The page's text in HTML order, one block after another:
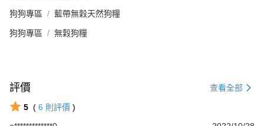
狗狗專區 藍帶無穀天然狗糧
狗狗專區 無穀狗糧
評價 查看全部
5 ( 6 則評價 )